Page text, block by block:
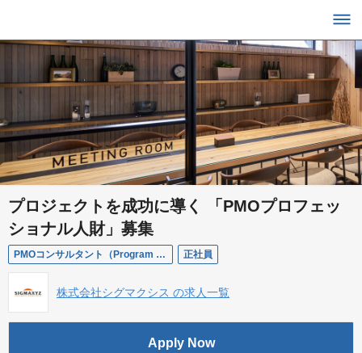
プロジェクトを成功に導く 「PMOプロフェッ
ショナル人財」募集
PMOコンサルタント（Program Management Sherpa） 正社員
株式会社シグマクシス の求人一覧
Apply Now